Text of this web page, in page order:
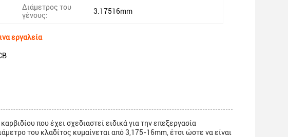
Διάμετρος του
γένους:
3.17516mm
εργαλεία
που έχει σχεδιαστεί ειδικά για την επεξεργασία
του κλαδίτος κυμαίνεται από 3,175-16mm, έτσι ώστε να είναι